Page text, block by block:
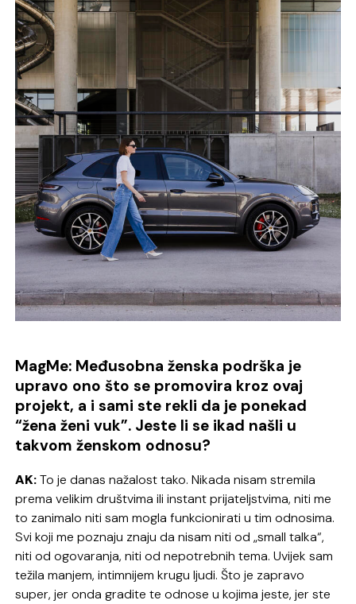
MagMe: Međusobna ženska podrška je
upravo ono što se promovira kroz ovaj
projekt, a i sami ste rekli da je ponekad
“žena ženi vuk”. Jeste li se ikad našli u
takvom ženskom odnosu?
AK:To je danas nažalost tako. Nikada nisam stremila
prema velikim društvima ili instant prijateljstvima, niti me
to zanimalo niti sam mogla funkcionirati u tim odnosima.
Svi koji me poznaju znaju da nisam niti od „small talka“,
niti od ogovaranja, niti od nepotrebnih tema. Uvijek sam
težila manjem, intimnijem krugu ljudi. Što je zapravo
super, jer onda gradite te odnose u kojima jeste, jer ste